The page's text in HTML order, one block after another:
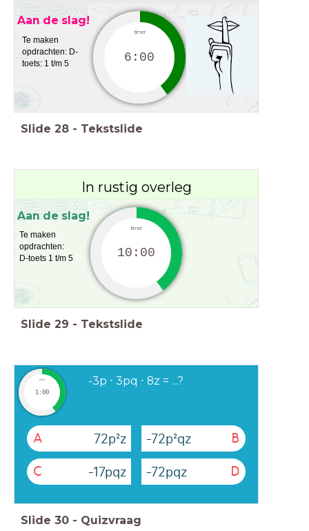
timer
6:00
Aan de slag!
Te maken
opdrachten: D-
toets: 1 t/m 5
Slide 28 - Tekstslide
In rustig overleg
timer
10:00
Aan de slag!
Te maken
opdrachten:
D-toets 1 t/m 5
Slide 29 - Tekstslide
-3p ⋅ 3pq ⋅ 8z = ...?
timer
1:00
A 72p²z B
-72p²qz
C -17pqz D
-72pqz
Slide 30 - Quizvraag